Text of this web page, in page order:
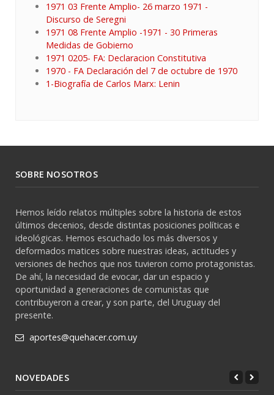
1971 03 Frente Amplio- 26 marzo 1971 -
Discurso de Seregni
1971 08 Frente Amplio -1971 - 30 Primeras
Medidas de Gobierno
1971 0205- FA: Declaracion Constitutiva
1970 - FA Declaración del 7 de octubre de 1970
1-Biografía de Carlos Marx: Lenin
SOBRE NOSOTROS
Hemos leído relatos múltiples sobre la historia de estos
últimos decenios, desde distintas posiciones políticas e
ideológicas. Hemos escuchado los más diversos y
deformados matices sobre nuestras ideas, actitudes y
versiones de hechos que nos tuvieron como protagonistas.
De ahí, la necesidad de evocar, dar un espacio y
oportunidad a generaciones de comunistas que
contribuyeron a crear, y son parte, del Uruguay del
presente.
aportes@quehacer.com.uy
NOVEDADES